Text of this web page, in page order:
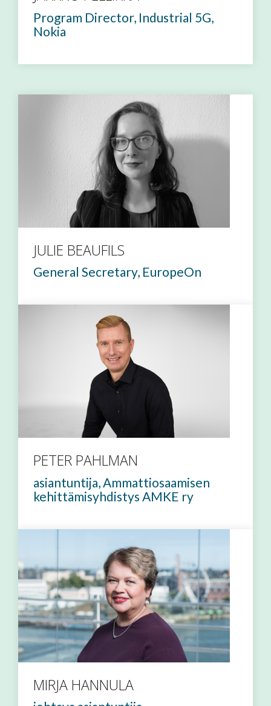
Program Director, Industrial 5G,
Nokia
JULIE BEAUFILS
General Secretary, EuropeOn
PETER PAHLMAN
asiantuntija, Ammattiosaamisen
kehittämisyhdistys AMKE ry
MIRJA HANNULA